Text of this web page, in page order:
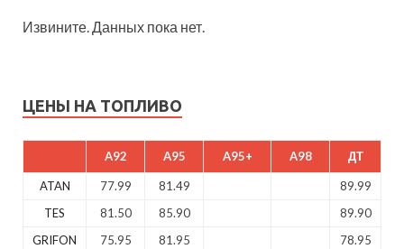
Извините. Данных пока нет.
ЦЕНЫ НА ТОПЛИВО
A92 A95 A95+ A98 ДТ
ATAN 77.99 81.49
89.99
TES
81.50 85.90
89.90
GRIFON
75.95 81.95 78.95